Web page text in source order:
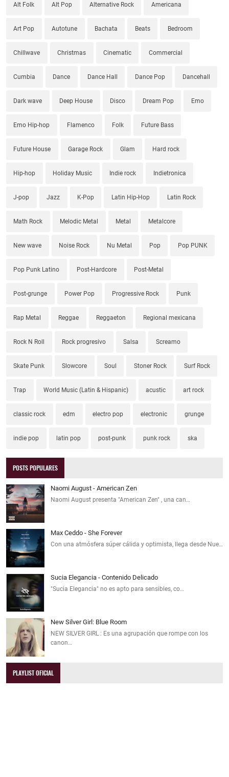
Alt Folk Alt Pop Alternative Rock Americana
Art Pop Autotune Bachata Beats Bedroom
Chillwave Christmas Cinematic Commercial
Cumbia Dance Dance Hall Dance Pop Dancehall
Dark wave Deep House Disco Dream Pop Emo
Emo Hip-hop Flamenco Folk Future Bass
Future House Garage Rock Glam Hard rock
Hip-hop Holiday Music Indie rock Indietronica
J-pop Jazz K-Pop Latin Hip-Hop Latin Rock
Math Rock Melodic Metal Metal Metalcore
New wave Noise Rock Nu Metal Pop Pop PUNK
Pop Punk Latino Post-Hardcore Post-Metal
Post-grunge Power Pop Progressive Rock Punk
Rap Metal Reggae Reggaeton Regional mexicana
Rock N Roll Rock progresivo Salsa Screamo
Skate Punk Slowcore Soul Stoner Rock Surf Rock
Trap World Music (Latin & Hispanic) acustic art rock
classic rock edm electro pop electronic grunge
indie pop latin pop post-punk punk rock ska
POSTS POPULARES
Naomi August - American Zen
Naomi August presenta "American Zen" , una can…
Max Ceddo - She Forever
Con una atmósfera súper cálida y optimista, llega desde Nue…
Sucia Elegancia - Contenido Delicado
"Sucia Elegancia" no es apto para sensibles, co…
New Silver Girl: Blue Room
NEW SILVER GIRL : Es una agrupación que rompe con los
canon…
PLAYLIST OFICIAL